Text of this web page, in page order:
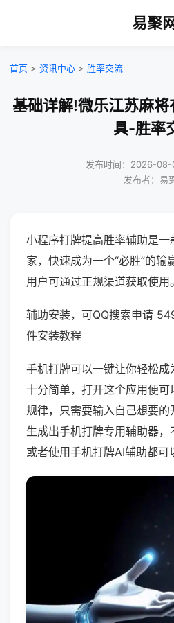
易聚
首页 > 资讯中心 > 胜率交流
基础详解!微乐江苏麻将
具-胜率
发布时间：2026-08-
发布者：易
小程序打牌提高胜率辅助是
家，快速成为一个“必胜”的输
用户可通过正规渠道获取使用。
辅助安装，可QQ搜索申请
件安装教程
手机打牌可以一键让你轻松成
十分简单，打开这个应用便
规律，只需要输入自己想要
生成出手机打牌专用辅助器
或者使用手机打牌AI辅助都可